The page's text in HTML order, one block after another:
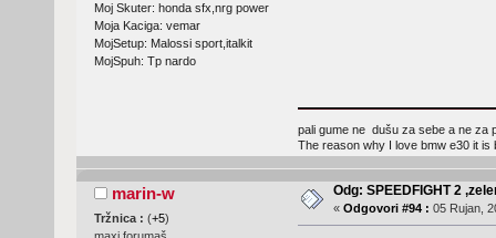
Moj Skuter: honda sfx,nrg power
Moja Kaciga: vemar
MojSetup: Malossi sport,italkit
MojSpuh: Tp nardo
pali gume ne dušu za sebe a ne za
The reason why I love bmw e30 it is
marin-w
Tržnica : (+5)
Odg: SPEEDFIGHT 2
« Odgovori #94 : 05 Rujan,